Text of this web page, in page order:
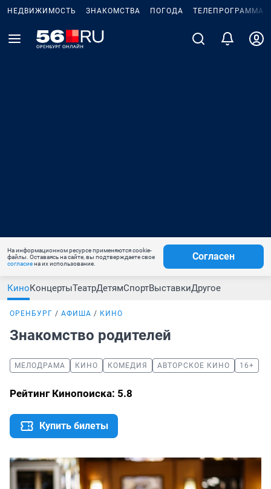
НЕДВИЖИМОСТЬ ЗНАКОМСТВА ПОГОДА ТЕЛЕПРОГРАММА
На информационном ресурсе применяются cookie-
файлы. Оставаясь на сайте, вы подтверждаете свое
согласиена их использование.
Согласен
КиноКонцертыТеатрДетямСпортВыставкиДругое
ОРЕНБУРГ АФИША КИНО
Знакомство родителей
МЕЛОДРАМА КИНО КОМЕДИЯ АВТОРСКОЕ КИНО 16+
Рейтинг Кинопоиска: 5.8
Купить билеты